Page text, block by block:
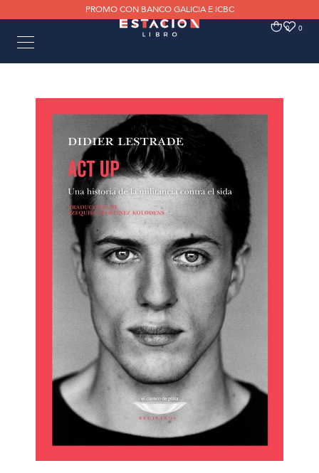
PROMO CON BANCO GALICIA E ICBC
0 0